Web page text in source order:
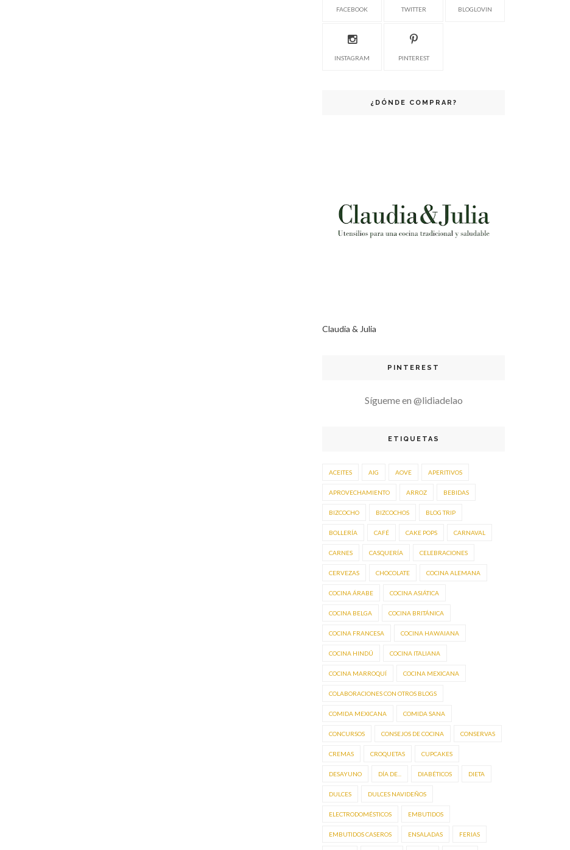
FACEBOOK TWITTER BLOGLOVIN
INSTAGRAM PINTEREST
¿DÓNDE COMPRAR?
Claudia & Julia
PINTEREST
Sígueme en @lidiadelao
ETIQUETAS
ACEITES AIG AOVE APERITIVOS
APROVECHAMIENTO ARROZ BEBIDAS
BIZCOCHO BIZCOCHOS BLOG TRIP
BOLLERÍA CAFÉ CAKE POPS CARNAVAL
CARNES CASQUERÍA CELEBRACIONES
CERVEZAS CHOCOLATE COCINA ALEMANA
COCINA ÁRABE COCINA ASIÁTICA
COCINA BELGA COCINA BRITÁNICA
COCINA FRANCESA COCINA HAWAIANA
COCINA HINDÚ COCINA ITALIANA
COCINA MARROQUÍ COCINA MEXICANA
COLABORACIONES CON OTROS BLOGS
COMIDA MEXICANA COMIDA SANA
CONCURSOS CONSEJOS DE COCINA CONSERVAS
CREMAS CROQUETAS CUPCAKES
DESAYUNO DÍA DE... DIABÉTICOS DIETA
DULCES DULCES NAVIDEÑOS
ELECTRODOMÉSTICOS EMBUTIDOS
EMBUTIDOS CASEROS ENSALADAS FERIAS